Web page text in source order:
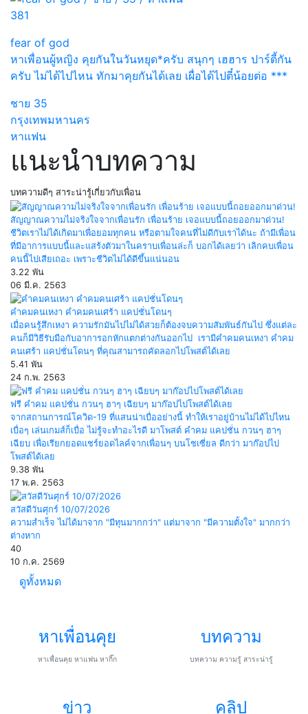
381
fear of god
หาเพื่อนผู้หญิง คุยกันในวันหยุด*ครับ สนุกๆ เฮฮาร ปาร์ตี้กัน
ครับ ไม่ได้ไปไหน ทักมาคุยกันได้เลย เผื่อได้ไปตี๋น้อยต่อ ***
ชาย 35
กรุงเทพมหานคร
หาแฟน
แนะนำบทความ
บทความดีๆ สาระน่ารู้เกี่ยวกับเพื่อน
สัญญาณความไม่จริงใจจากเพื่อนรัก เพื่อนร้าย เจอแบบนี้ถอยออกมาด่วน!
ชีวิตเราไม่ได้เกิดมาเพื่อยอมทุกคน หรือตามใจคนที่ไม่ดีกับเราได้นะ ถ้ามีเพื่อน
ที่มีอาการแบบนี้และแสร้งตัวมาในคราบเพื่อนล่ะก็ บอกได้เลยว่า เลิกคบเพื่อน
คนนี้ไปเสียเถอะ เพราะชีวิตไม่ได้ดีขึ้นแน่นอน
3.22 พัน
06 มี.ค. 2563
คำคมคนเหงา คำคมคนเศร้า แคปชั่นโดนๆ
เมื่อคนรู้สึกเหงา ความรักมันไปไม่ได้สวยก็ต้องจบความสัมพันธ์กันไป ซึ่งแต่ละ
คนก็มีวิธีรับมือกับอาการอกหักแตกต่างกันออกไป เรามีคำคมคนเหงา คำคม
คนเศร้า แคปชั่นโดนๆ ที่คุณสามารถคัดลอกไปโพสต์ได้เลย
5.41 พัน
24 ก.พ. 2563
ฟรี คำคม แคปชั่น กวนๆ ฮาๆ เฉียบๆ มาก๊อปไปโพสต์ได้เลย
จากสถานการณ์โควิด-19 ที่แสนน่าเบื่ออย่างนี้ ทำให้เราอยู่บ้านไม่ได้ไปไหน
เบื่อๆ เล่นเกมส์ก็เบื่อ ไม่รู้จะทำอะไรดี มาโพสต์ คำคม แคปชั่น กวนๆ ฮาๆ
เฉียบ เพื่อเรียกยอดแชร์ยอดไลค์จากเพื่อนๆ บนโชเซี่ยล ดีกว่า มาก๊อปไป
โพสต์ได้เลย
9.38 พัน
17 พ.ค. 2563
สวัสดีวันศุกร์ 10/07/2026
ความสำเร็จ ไม่ได้มาจาก "มีทุนมากกว่า" แต่มาจาก "มีความตั้งใจ" มากกว่า
ต่างหาก
40
10 ก.ค. 2569
ดูทั้งหมด
หาเพื่อนคุย
หาเพื่อนคุย หาแฟน หากิ๊ก
บทความ
บทความ ความรู้ สาระน่ารู้
ข่าว คลิป